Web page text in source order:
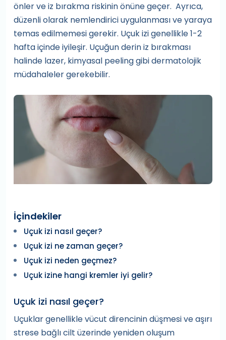
önler ve iz bırakma riskinin önüne geçer. Ayrıca,
düzenli olarak nemlendirici uygulanması ve yaraya
temas edilmemesi gerekir. Uçuk izi genellikle 1-2
hafta içinde iyileşir. Uçuğun derin iz bırakması
halinde lazer, kimyasal peeling gibi dermatolojik
müdahaleler gerekebilir.
İçindekiler
Uçuk izi nasıl geçer?
Uçuk izi ne zaman geçer?
Uçuk izi neden geçmez?
Uçuk izine hangi kremler iyi gelir?
Uçuk izi nasıl geçer?
Uçuklar genellikle vücut direncinin düşmesi ve aşırı
strese bağlı cilt üzerinde yeniden oluşum